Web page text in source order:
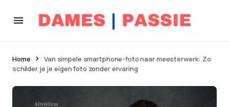
Home
Van simpele smartphone-foto naar meesterwerk: Zo
schilder je je eigen foto zonder ervaring